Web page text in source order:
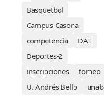
Basquetbol
Campus Casona
competencia
DAE
Deportes-2
inscripciones
torneo
U. Andrés Bello
unab